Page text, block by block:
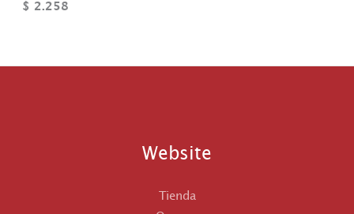
$ 2.258
Website
Tienda